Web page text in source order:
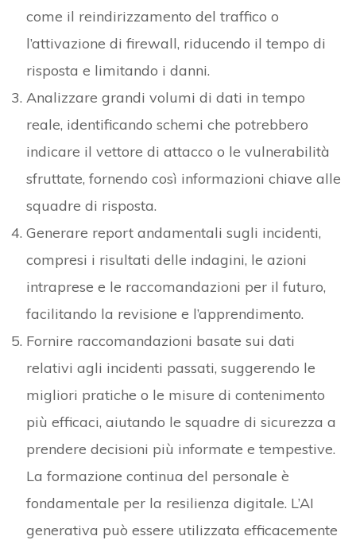
come il reindirizzamento del traffico o
l’attivazione di firewall, riducendo il tempo di
risposta e limitando i danni.
Analizzare grandi volumi di dati in tempo
reale, identificando schemi che potrebbero
indicare il vettore di attacco o le vulnerabilità
sfruttate, fornendo così informazioni chiave alle
squadre di risposta.
Generare report andamentali sugli incidenti,
compresi i risultati delle indagini, le azioni
intraprese e le raccomandazioni per il futuro,
facilitando la revisione e l’apprendimento.
Fornire raccomandazioni basate sui dati
relativi agli incidenti passati, suggerendo le
migliori pratiche o le misure di contenimento
più efficaci, aiutando le squadre di sicurezza a
prendere decisioni più informate e tempestive.
La formazione continua del personale è
fondamentale per la resilienza digitale. L’AI
generativa può essere utilizzata efficacemente